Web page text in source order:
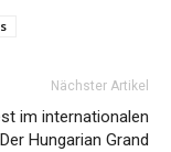
Nächster Artikel
im internationalen
Hungarian Grand